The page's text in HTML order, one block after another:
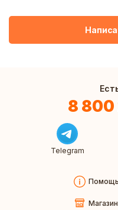
8 800
Telegram
Помощь